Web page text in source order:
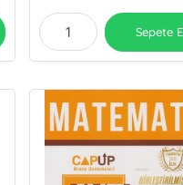
Sepete